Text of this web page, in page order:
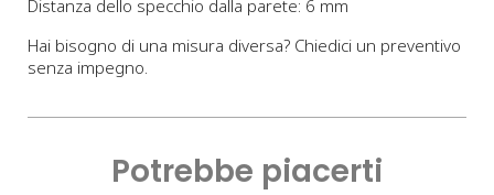
Distanza dello specchio dalla parete: 6 mm
Hai bisogno di una misura diversa? Chiedici un preventivo
senza impegno.
Potrebbe piacerti